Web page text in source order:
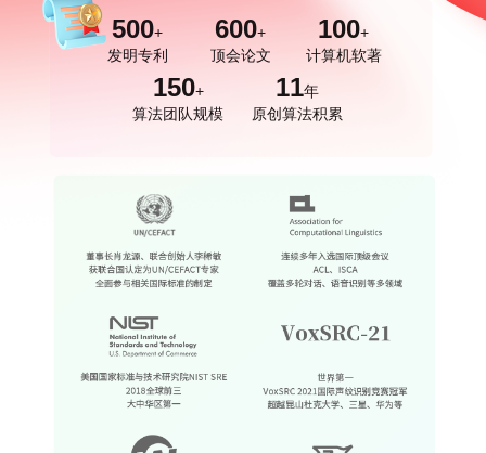
500+
发明专利
600+
顶会论文
100+
计算机软著
150+
算法团队规模
11年
原创算法积累